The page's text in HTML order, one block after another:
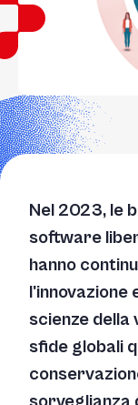
Nel 2023, le
software
hanno
l'innovazione
scienze
sfide globali